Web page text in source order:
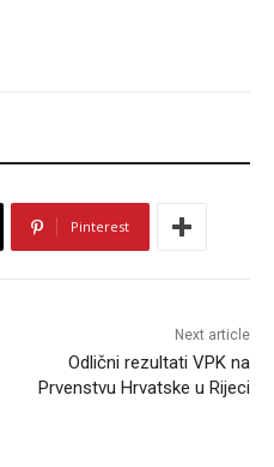
Pinterest
Next article
Odlični rezultati VPK na
Prvenstvu Hrvatske u Rijeci